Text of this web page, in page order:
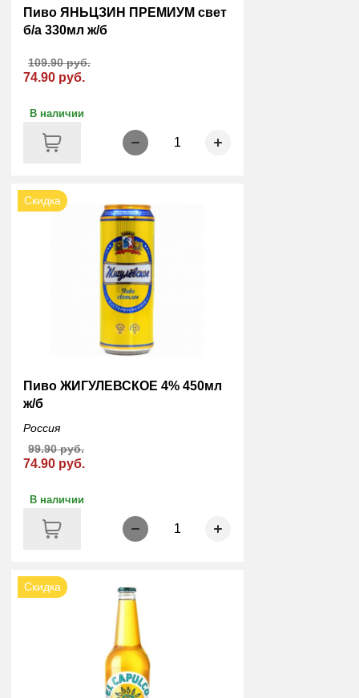
Пиво ЯНЬЦЗИН ПРЕМИУМ свет
б/а 330мл ж/б
74.90 руб.
109.90 руб.
В наличии
1
Скидка
Пиво ЖИГУЛЕВСКОЕ 4% 450мл
ж/б
Россия
74.90 руб.
99.90 руб.
В наличии
1
Скидка